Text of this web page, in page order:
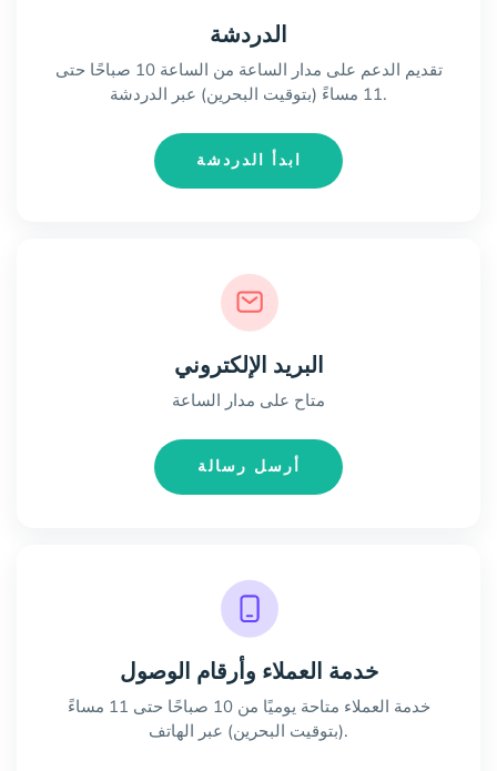
الدردشة
تقديم الدعم على مدار الساعة من الساعة 10 صباحًا حتى
11 مساءً (بتوقيت البحرين) عبر الدردشة.
ابدأ الدردشة
البريد الإلكتروني
متاح على مدار الساعة
أرسل رسالة
خدمة العملاء وأرقام الوصول
خدمة العملاء متاحة يوميًا من 10 صباحًا حتى 11 مساءً
(بتوقيت البحرين) عبر الهاتف.